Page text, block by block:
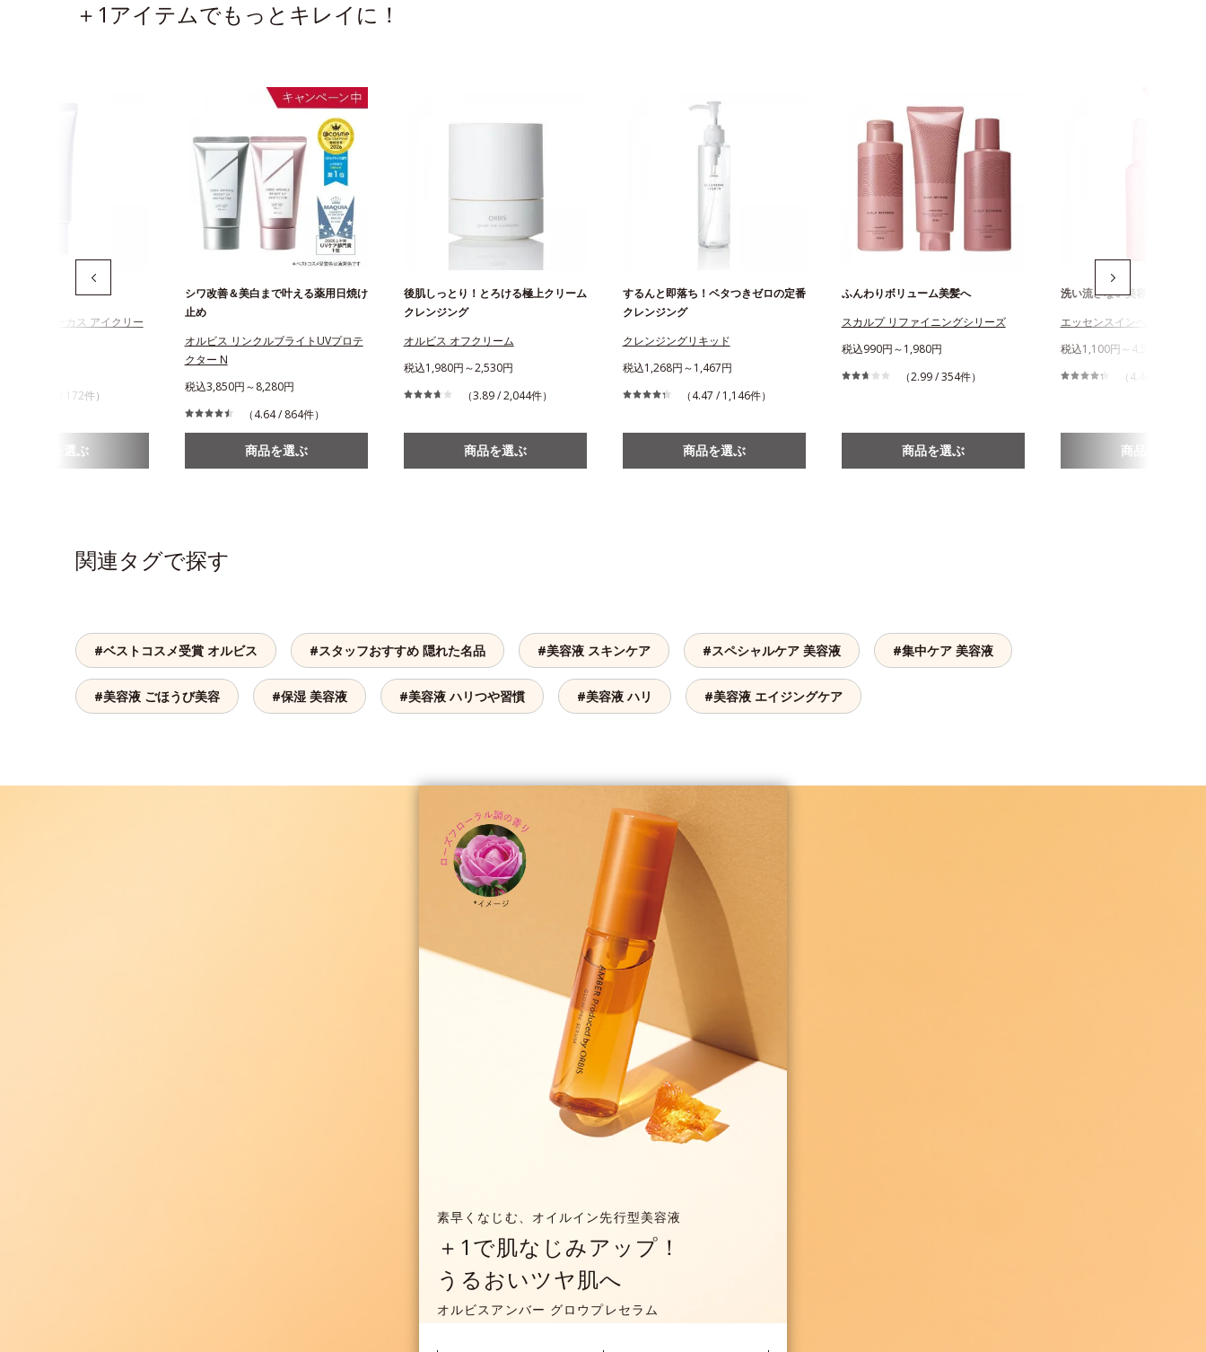
＋1アイテムでもっとキレイに！
レチフォーカス アイクリー
（4.28 / 172件）
商品を選ぶ
シワ改善＆美白まで叶える薬用日焼け
止め
オルビス リンクルブライトUVプロテ
クター N
税込3,850円～8,280円
（4.64 / 864件）
商品を選ぶ
後肌しっとり！とろける極上クリーム
クレンジング
オルビス オフクリーム
税込1,980円～2,530円
（3.89 / 2,044件）
商品を選ぶ
するんと即落ち！ベタつきゼロの定番
クレンジング
クレンジングリキッド
税込1,268円～1,467円
（4.47 / 1,146件）
商品を選ぶ
ふんわりボリューム美髪へ
スカルプ リファイニングシリーズ
税込990円～1,980円
（2.99 / 354件）
商品を選ぶ
洗い流さない美容液入りヘア
エッセンスインヘアミルク
税込1,100円～4,590円
（4.48 / 2,790件
商品を選ぶ
関連タグで探す
#ベストコスメ受賞 オルビス #スタッフおすすめ 隠れた名品 #美容液 スキンケア #スペシャルケア 美容液 #集中ケア 美容液
#美容液 ごほうび美容 #保湿 美容液 #美容液 ハリつや習慣 #美容液 ハリ #美容液 エイジングケア
素早くなじむ、オイルイン先行型美容液
＋1で肌なじみアップ！
うるおいツヤ肌へ
オルビスアンバー グロウプレセラム